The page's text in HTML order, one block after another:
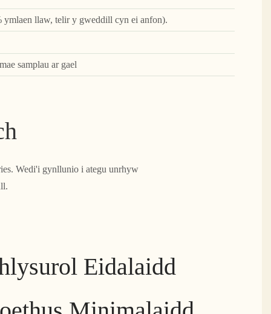
llaw, telir y gweddill cyn ei anfon).
samplau ar gael
Wedi'i gynllunio i ategu unrhyw
Eidalaidd